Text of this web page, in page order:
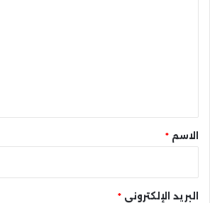
* الاسم *
البريد الإلكتروني *